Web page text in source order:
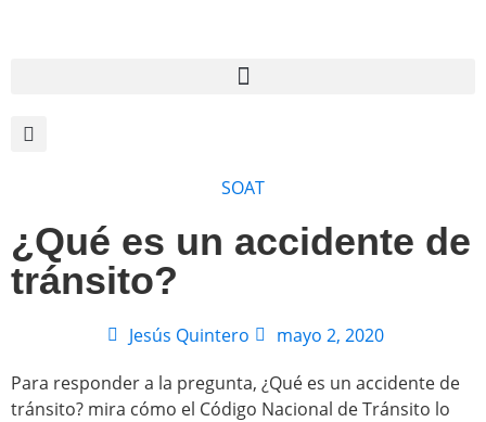
SOAT
¿Qué es un accidente de
tránsito?
Jesús Quintero
mayo 2, 2020
Para responder a la pregunta, ¿Qué es un accidente de
tránsito? mira cómo el Código Nacional de Tránsito lo